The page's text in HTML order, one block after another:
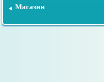
Магазин